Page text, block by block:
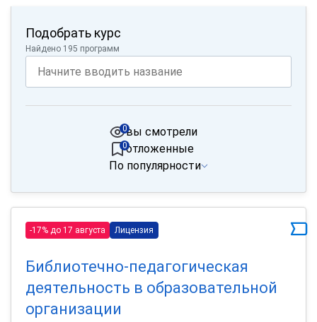
Подобрать курс
Найдено 195 программ
вы смотрели
0
отложенные
0
По популярности
-17% до 17 августа Лицензия
Библиотечно-педагогическая
деятельность в образовательной
организации